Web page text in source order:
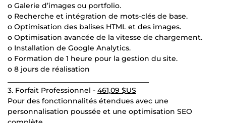
o Galerie d’images ou portfolio.
o Recherche et intégration de mots-clés de base.
o Optimisation des balises HTML et des images.
o Optimisation avancée de la vitesse de chargement.
o Installation de Google Analytics.
o Formation de 1 heure pour la gestion du site.
o 8 jours de réalisation
3. Forfait Professionnel - 461,09 $US
Pour des fonctionnalités étendues avec une
personnalisation poussée et une optimisation SEO